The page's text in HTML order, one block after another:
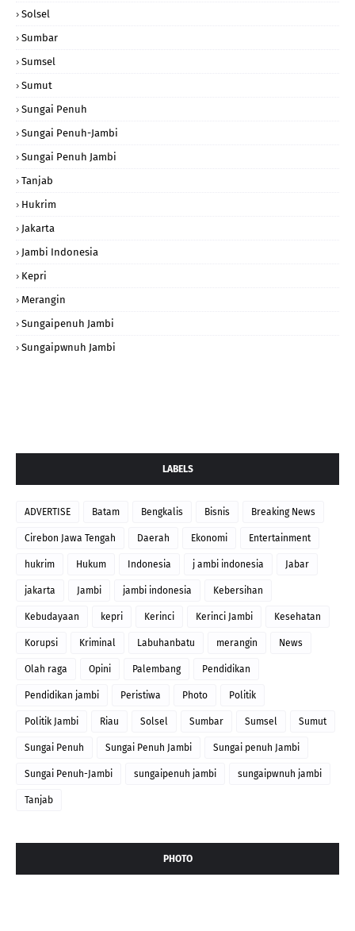
Solsel
Sumbar
Sumsel
Sumut
Sungai Penuh
Sungai Penuh-Jambi
Sungai Penuh Jambi
Tanjab
Hukrim
Jakarta
Jambi Indonesia
Kepri
Merangin
Sungaipenuh Jambi
Sungaipwnuh Jambi
LABELS
ADVERTISE Batam Bengkalis Bisnis Breaking News
Cirebon Jawa Tengah Daerah Ekonomi Entertainment
hukrim Hukum Indonesia j ambi indonesia Jabar
jakarta Jambi jambi indonesia Kebersihan
Kebudayaan kepri Kerinci Kerinci Jambi Kesehatan
Korupsi Kriminal Labuhanbatu merangin News
Olah raga Opini Palembang Pendidikan
Pendidikan jambi Peristiwa Photo Politik
Politik Jambi Riau Solsel Sumbar Sumsel Sumut
Sungai Penuh Sungai Penuh Jambi Sungai penuh Jambi
Sungai Penuh-Jambi sungaipenuh jambi sungaipwnuh jambi
Tanjab
PHOTO